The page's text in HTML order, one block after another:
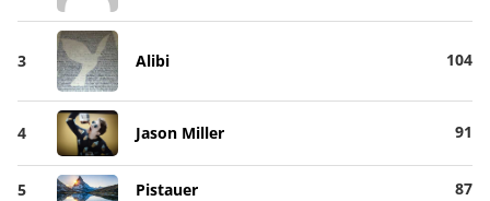
3 Alibi 104
4 Jason Miller 91
5 Pistauer 87